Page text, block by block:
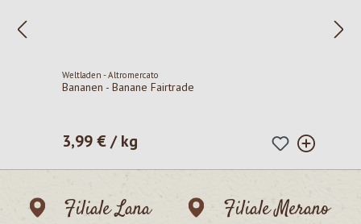
Weltladen - Altromercato
Bananen - Banane Fairtrade
Prezzo normale:
3,99 € / kg
Filiale Lana
Filiale Merano